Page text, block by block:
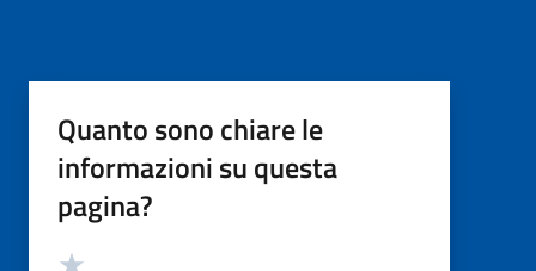
Quanto sono chiare le
informazioni su questa
pagina?
Valutazione